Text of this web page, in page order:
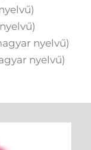
nyelvű)
nyelvű)